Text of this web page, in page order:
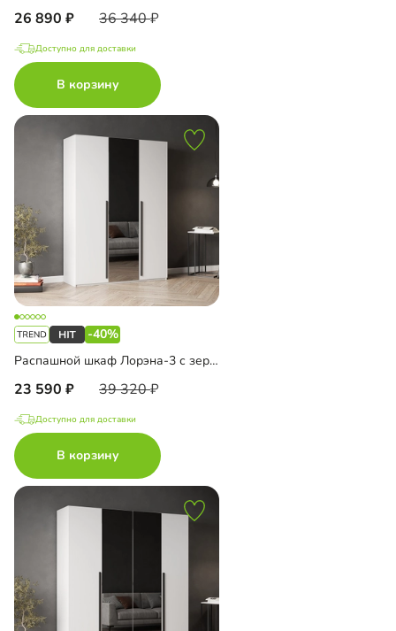
26 890 36 340
Доступно для доставки
В корзину
-40%
Распашной шкаф Лорэна-3 с зеркалом
23 590 39 320
Доступно для доставки
В корзину